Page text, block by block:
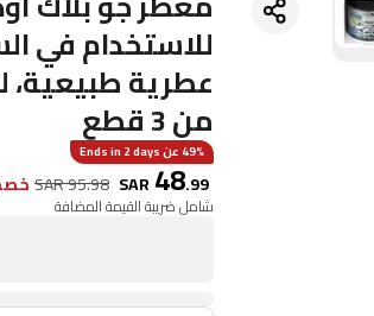
للاستخدام في
عطرية طبيعية،
من 3 قطع
49% عن Ends in 2 days
SAR48.99
SAR95.98 خصم
شامل ضريبة القيمة المضافة